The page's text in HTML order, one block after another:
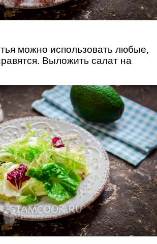
можно использовать любые,
Выложить салат на